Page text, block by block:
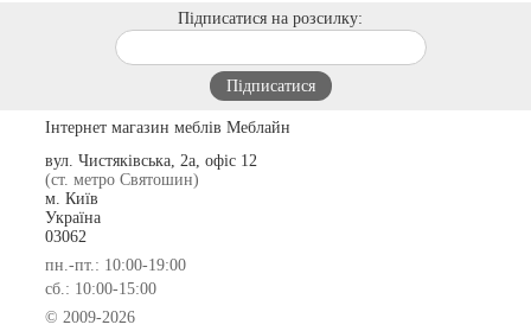
Підписатися на розсилку:
Інтернет магазин меблів Меблайн
вул. Чистяківська, 2а, офіс 12
(ст. метро Святошин)
м. Київ
Україна
03062
пн.-пт.: 10:00-19:00
сб.: 10:00-15:00
© 2009-2026